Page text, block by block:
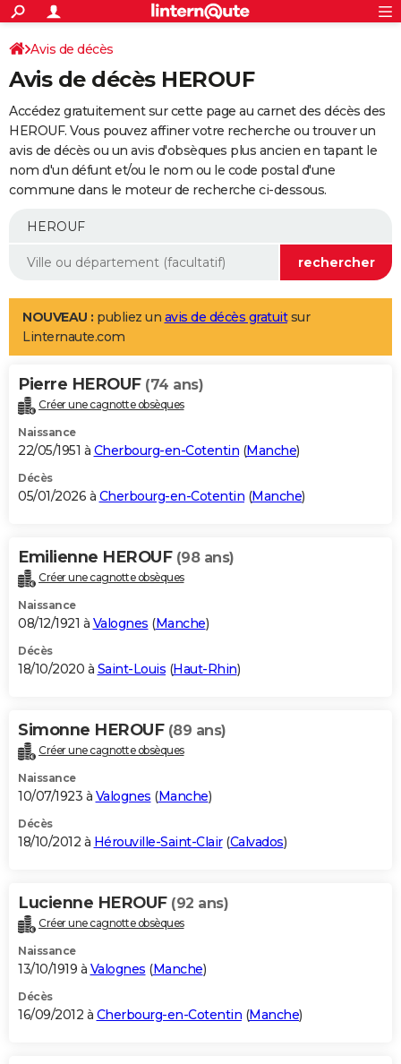
ACTUALITÉS
Politique
Société
Faits Divers
Education
Monde
Villes
+
SPORT
Coupe du monde 2026
Football
Tennis
Cyclisme
Rugby
Forum
Programme TV
TNT
Streaming
Cinéma
Sorties cinéma
Musique
+
FINANCE
Retraite
Epargne
Immobilier
Risques naturels par ville
Banque
Assurance
AUTO
Essais
Réserver un essai
Citadines
Berlines
SUV
Forum auto
+
Mobiles
Meilleur smartphone
Internet
Ordinateurs
Jeux vidéo
Guide high-tech
Aménagement intérieur
LIFESTYLE
Art de vivre
Bien-être
Loisirs
Mode
Modes de vie
Alimentation
Guide de la santé
Maladies
Médicaments
Sommeil
VOYAGE
Destinations
City break
Voyage nature
Voyage de noces
Forum
Climat
+PHOTO
GUIDES D'ACHAT
BONS PLANS
Carte de Noël
Carte Bonne année
Carte Saint-Valentin
Carte Pâques
Carte d'anniversaire
DICTIONNAIRE
Dictionnaire
Biographies
Citations
Expressions
Proverbes
PROGRAMME TV
S'inscrire
Se connecter
Lycées
Collèges
Primaires
Universités
Entreprises
Service militaire
Avis de recherche
AVIS DE DÉCÈS
Bricolage
Lifestyle
Culture
Sport
Auto
Television
Voyage
Cinema
Avis de décès
Avis de décès HEROUF
Accédez gratuitement sur cette page au carnet des décès des
HEROUF. Vous pouvez affiner votre recherche ou trouver un
avis de décès ou un avis d'obsèques plus ancien en tapant le
nom d'un défunt et/ou le nom ou le code postal d'une
commune dans le moteur de recherche ci-dessous.
NOUVEAU : publiez un avis de décès gratuitsur
Linternaute.com
Pierre HEROUF (74 ans)
Créer une cagnotte obsèques
Naissance
22/05/1951 à Cherbourg-en-Cotentin (Manche)
Décès
05/01/2026 à Cherbourg-en-Cotentin (Manche)
Emilienne HEROUF (98 ans)
Créer une cagnotte obsèques
Naissance
08/12/1921 à Valognes (Manche)
Décès
18/10/2020 à Saint-Louis (Haut-Rhin)
Simonne HEROUF (89 ans)
Créer une cagnotte obsèques
Naissance
10/07/1923 à Valognes (Manche)
Décès
18/10/2012 à Hérouville-Saint-Clair(Calvados)
Lucienne HEROUF (92 ans)
Créer une cagnotte obsèques
Naissance
13/10/1919 à Valognes (Manche)
Décès
16/09/2012 à Cherbourg-en-Cotentin (Manche)